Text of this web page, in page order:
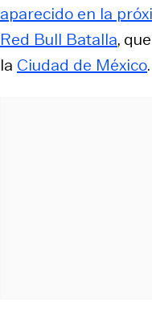
aparecido en la
Red Bull Batalla,
la Ciudad de México.